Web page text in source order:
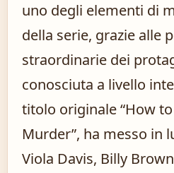
uno degli elementi di
della serie, grazie alle
straordinarie dei
conosciuta a livello
titolo originale “How
Murder”, ha messo in
Viola Davis, Billy